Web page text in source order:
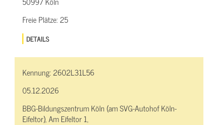
Freie Plätze:25
DETAILS
Kennung:2602L31L56
05.12.2026
BBG-Bildungszentrum Köln (am SVG-Autohof Köln-
Eifeltor), Am Eifeltor 1,